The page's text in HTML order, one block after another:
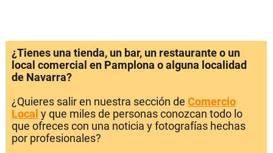
¿Tienes una tienda, un bar, un restaurante o un
local comercial en Pamplona o alguna localidad
de Navarra?
¿Quieres salir en nuestra sección de Comercio
Local y que miles de personas conozcan todo lo
que ofreces con una noticia y fotografías hechas
por profesionales?